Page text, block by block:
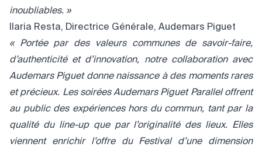
inoubliables. »
Ilaria Resta, Directrice Générale, Audemars Piguet
« Portée par des valeurs communes de savoir-faire,
d’authenticité et d’innovation, notre collaboration avec
Audemars Piguet donne naissance à des moments rares
et précieux. Les soirées Audemars Piguet Parallel offrent
au public des expériences hors du commun, tant par la
qualité du line-up que par l’originalité des lieux. Elles
viennent enrichir l’offre du Festival d’une dimension